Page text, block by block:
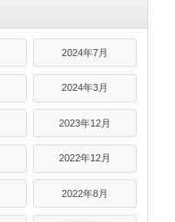
2024年7月
2024年3月
2023年12月
2022年12月
2022年8月